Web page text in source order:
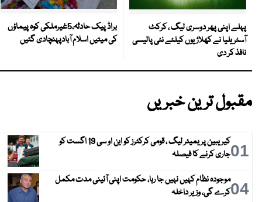
پہلے اپنی پھر دوسری لیگ ، کرکٹ
آسٹریلیا نے کھلاڑیوں کیلئے نئی پالیسی
نافذ کر دی
براڈ پیک حادثہ،5غیرملکی کوہ پیماؤں
کی میتیں اسلام آبادپہنچادی گئیں
مقبول ترین خبریں
01
کیریبین پریمیئر لیگ ، قومی کرکٹرز کو این او سی 19 اگست کو
جاری کرنے کا فیصلہ
04موجودہ نظام کہیں نہیں جا رہا، حکومت اپنی آئینی مدت مکمل
کرے گی، وزیر داخلہ